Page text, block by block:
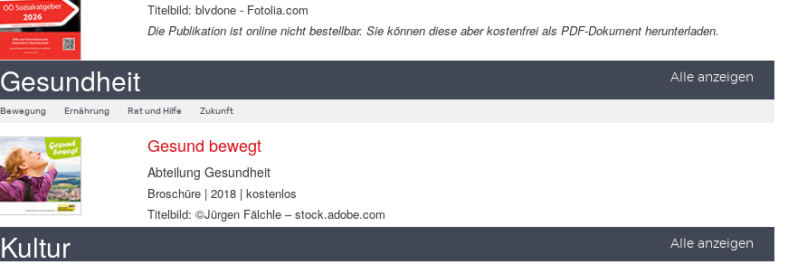
Titelbild: blvdone - Fotolia.com
Die Publikation ist online nicht bestellbar. Sie können diese aber kostenfrei als PDF-Dokument herunterladen.
Gesundheit Alle anzeigen
Bewegung Ernährung Rat und Hilfe Zukunft
Gesund bewegt
Abteilung Gesundheit
Broschüre | 2018 | kostenlos
Titelbild: ©Jürgen Fälchle – stock.adobe.com
Kultur Alle anzeigen